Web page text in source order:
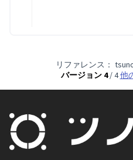
リファレンス：
バージョン 4/ 4